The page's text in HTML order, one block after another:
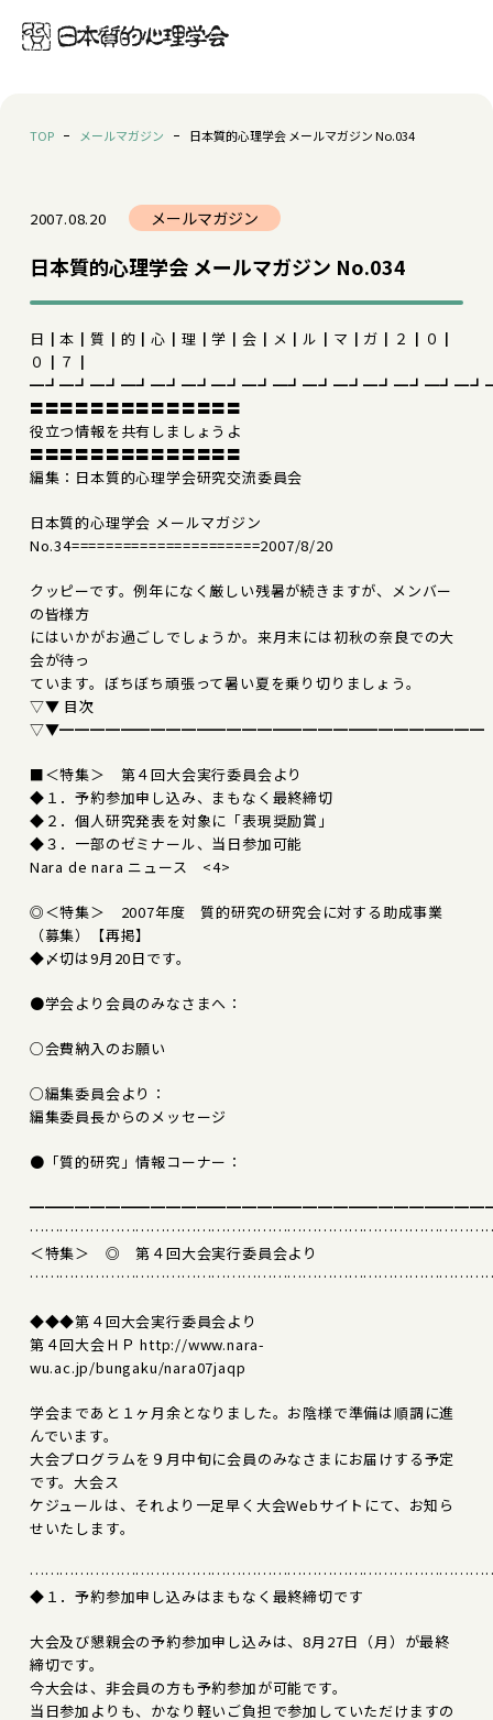
TOP メールマガジン 日本質的心理学会 メールマガジン No.034
2007.08.20 メールマガジン
日本質的心理学会 メールマガジン No.034
日┃本┃質┃的┃心┃理┃学┃会┃メ┃ル┃マ┃ガ┃２┃０┃
０┃７┃
〓〓〓〓〓〓〓〓〓〓〓〓〓〓
役立つ情報を共有しましょうよ
〓〓〓〓〓〓〓〓〓〓〓〓〓〓
編集：日本質的心理学会研究交流委員会
日本質的心理学会 メールマガジン
No.34======================2007/8/20
クッピーです。例年になく厳しい残暑が続きますが、メンバー
の皆様方
にはいかがお過ごしでしょうか。来月末には初秋の奈良での大
会が待っ
ています。ぼちぼち頑張って暑い夏を乗り切りましょう。
▽▼ 目次
▽▼━━━━━━━━━━━━━━━━━━━━━━━━━━━━
■＜特集＞ 第４回大会実行委員会より
◆１．予約参加申し込み、まもなく最終締切
◆２．個人研究発表を対象に「表現奨励賞」
◆３．一部のゼミナール、当日参加可能
Nara de nara ニュース <4>
◎＜特集＞ 2007年度 質的研究の研究会に対する助成事業
（募集）【再掲】
◆〆切は9月20日です。
●学会より会員のみなさまへ：
○会費納入のお願い
○編集委員会より：
編集委員長からのメッセージ
●「質的研究」情報コーナー：
＜特集＞ ◎ 第４回大会実行委員会より
◆◆◆第４回大会実行委員会より
第４回大会ＨＰ http://www.nara-
wu.ac.jp/bungaku/nara07jaqp
学会まであと１ヶ月余となりました。お陰様で準備は順調に進
んでいます。
大会プログラムを９月中旬に会員のみなさまにお届けする予定
です。大会ス
ケジュールは、それより一足早く大会Webサイトにて、お知ら
せいたします。
◆１．予約参加申し込みはまもなく最終締切です
大会及び懇親会の予約参加申し込みは、8月27日（月）が最終
締切です。
今大会は、非会員の方も予約参加が可能です。
当日参加よりも、かなり軽いご負担で参加していただけますの